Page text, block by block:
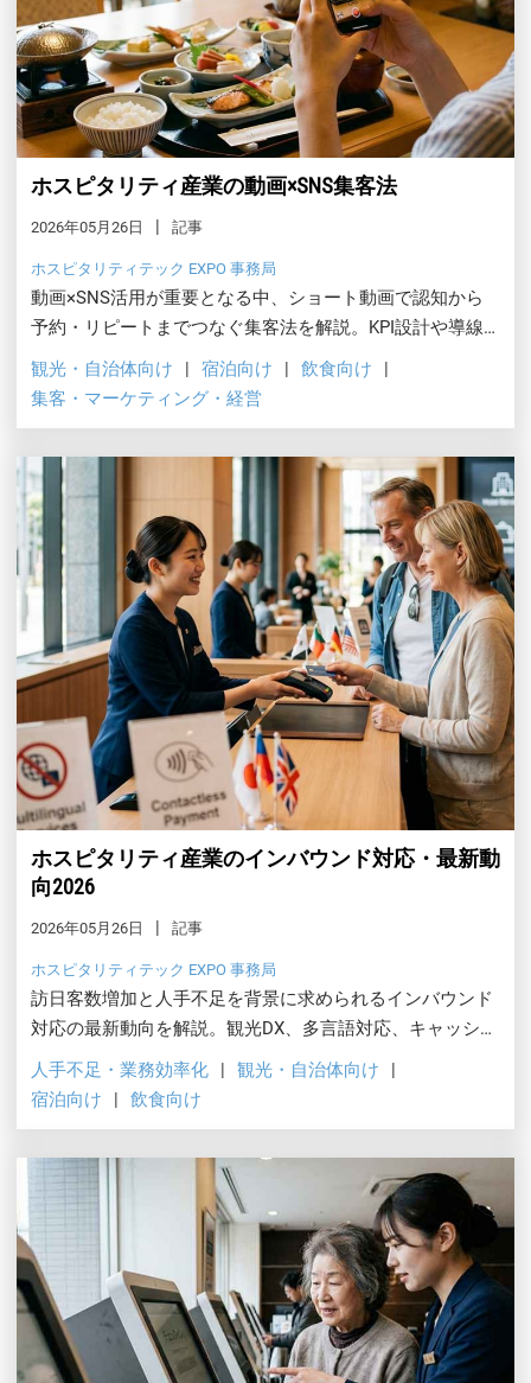
ホスピタリティ産業の動画×SNS集客法
2026年05月26日 記事
ホスピタリティテック EXPO 事務局
動画×SNS活用が重要となる中、ショート動画で認知から
予約・リピートまでつなぐ集客法を解説。KPI設計や導線
設計、媒体別の活用方法など、実務に活かせるポイントを
具体的に紹介します。
観光・自治体向け 宿泊向け
飲食向け
集客・マーケティング・経営
ホスピタリティ産業のインバウンド対応・最新動
向2026
2026年05月26日 記事
ホスピタリティテック EXPO 事務局
訪日客数増加と人手不足を背景に求められるインバウンド
対応の最新動向を解説。観光DX、多言語対応、キャッシュ
レス決済を軸に、実務の進め方と優先順位を具体的に紹介
します。
人手不足・業務効率化
観光・自治体向け
宿泊向け
飲食向け